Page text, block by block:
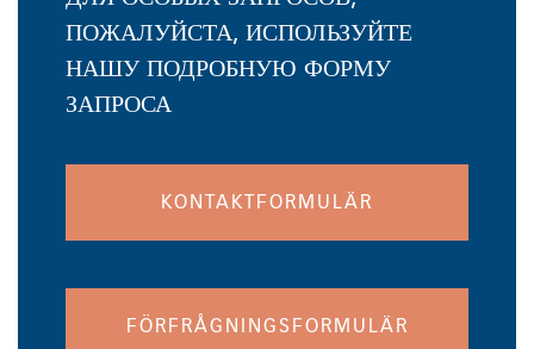
ПОЖАЛУЙСТА, ИСПОЛЬЗУЙТЕ
НАШУ ПОДРОБНУЮ ФОРМУ
ЗАПРОСА
KONTAKTFORMULÄR
FÖRFRÅGNINGSFORMULÄR